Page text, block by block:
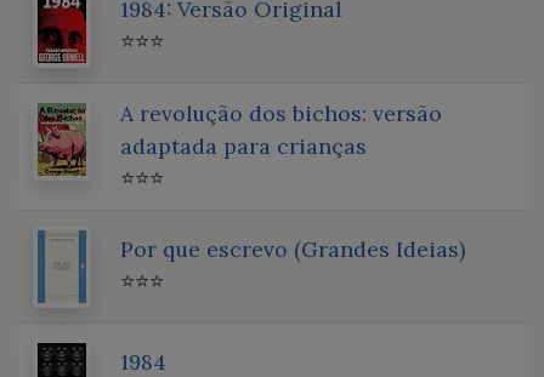
1984: Versão Original
⭐⭐⭐
A revolução dos bichos: versão
adaptada para crianças
⭐⭐⭐
Por que escrevo (Grandes Ideias)
⭐⭐⭐
1984